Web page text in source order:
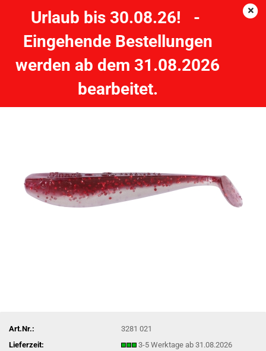
Urlaub bis 30.08.26! -
Eingehende Bestellungen
werden ab dem 31.08.2026
bearbeitet.
Quantum Q-Paddler by Mann's 7g - 10cm - red shad
Art.Nr.:
3281 021
Lieferzeit:
3-5 Werktage ab 31.08.2026